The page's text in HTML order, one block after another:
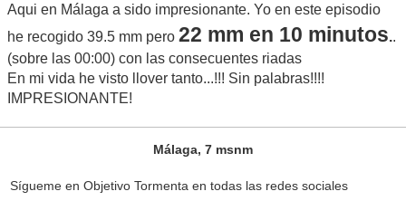
Aqui en Málaga a sido impresionante. Yo en este episodio
he recogido 39.5 mm pero 22 mm en 10 minutos..
(sobre las 00:00) con las consecuentes riadas
En mi vida he visto llover tanto...!!! Sin palabras!!!!
IMPRESIONANTE!
Málaga, 7 msnm
Sígueme en Objetivo Tormenta en todas las redes sociales